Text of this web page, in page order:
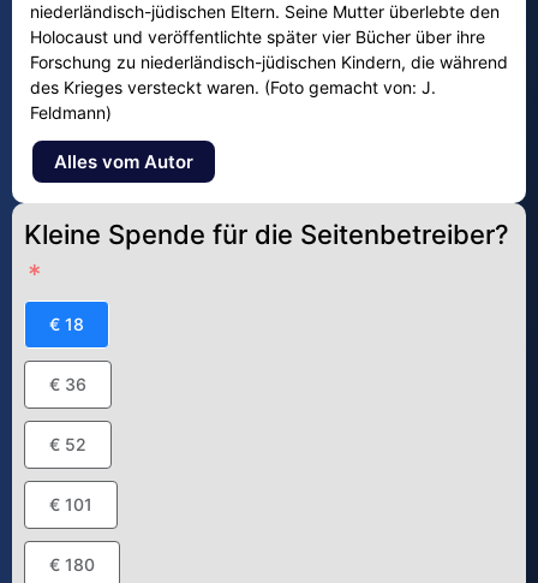
niederländisch-jüdischen Eltern. Seine Mutter überlebte den
Holocaust und veröffentlichte später vier Bücher über ihre
Forschung zu niederländisch-jüdischen Kindern, die während
des Krieges versteckt waren. (Foto gemacht von: J.
Feldmann)
Alles vom Autor
Kleine Spende für die Seitenbetreiber?
€ 18
€ 36
€ 52
€ 101
€ 180